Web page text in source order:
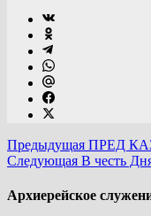
Предыдущая ПРЕД
Следующая В честь
Архиерейское